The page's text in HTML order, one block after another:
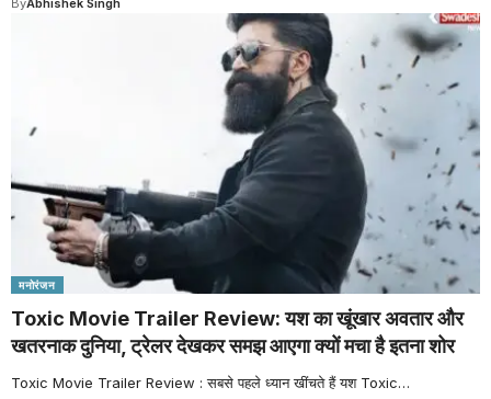
मनोरंजन
Toxic Movie Trailer Review: यश का खूंखार अवतार और
खतरनाक दुनिया, ट्रेलर देखकर समझ आएगा क्यों मचा है इतना शोर
Toxic Movie Trailer Review : सबसे पहले ध्यान खींचते हैं यश Toxic…